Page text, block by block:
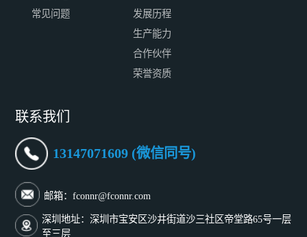
常见问题
发展历程
生产能力
合作伙伴
荣誉资质
联系我们
13147071609 (微信同号)
邮箱：fconnr@fconnr.com
深圳地址：深圳市宝安区沙井街道沙三社区帝堂路65号一层
至三层